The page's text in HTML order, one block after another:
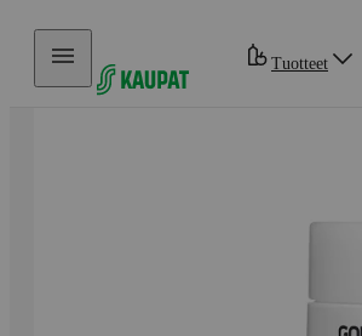
Hyppää sisältöön
Tuotteet